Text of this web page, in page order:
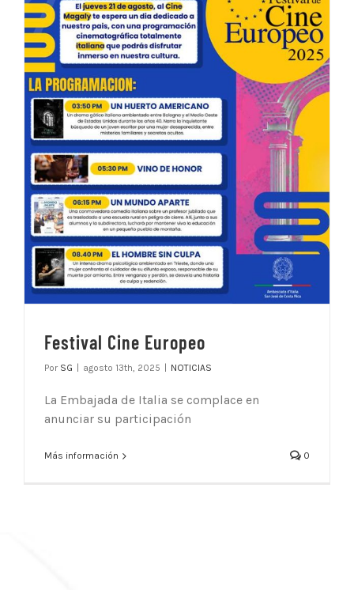
Festival Cine Europeo
Por SG agosto 13th, 2025 NOTICIAS
La Embajada de Italia se complace en
anunciar su participación
Más información 0